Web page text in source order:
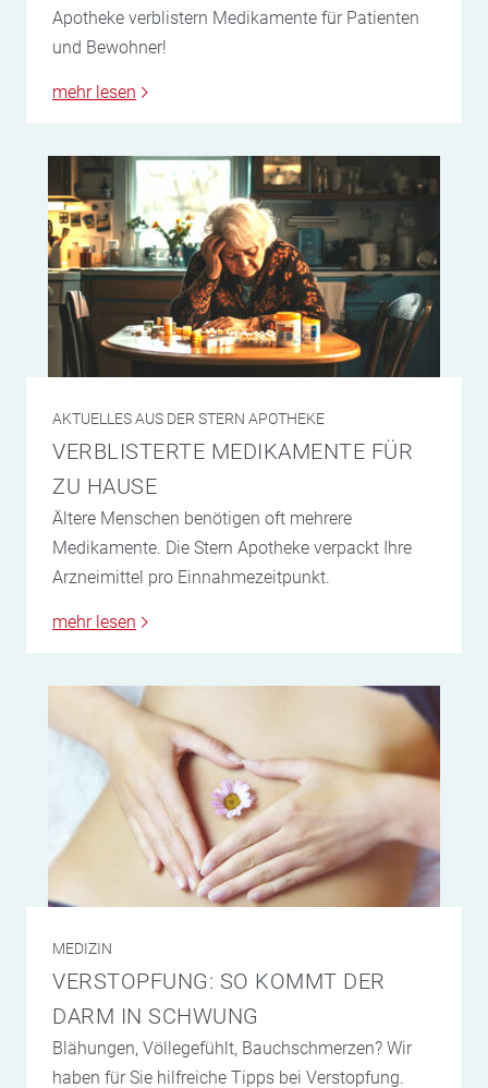
Apotheke verblistern Medikamente für Patienten
und Bewohner!
mehr lesen
AKTUELLES AUS DER STERN APOTHEKE
VERBLISTERTE MEDIKAMENTE FÜR
ZU HAUSE
Ältere Menschen benötigen oft mehrere
Medikamente. Die Stern Apotheke verpackt Ihre
Arzneimittel pro Einnahmezeitpunkt.
mehr lesen
MEDIZIN
VERSTOPFUNG: SO KOMMT DER
DARM IN SCHWUNG
Blähungen, Völlegefühlt, Bauchschmerzen? Wir
haben für Sie hilfreiche Tipps bei Verstopfung.